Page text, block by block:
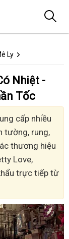
Ly
Nhiệt -
Tốc
cấp nhiều
tường, rung,
thương hiệu
Love,
trực tiếp từ